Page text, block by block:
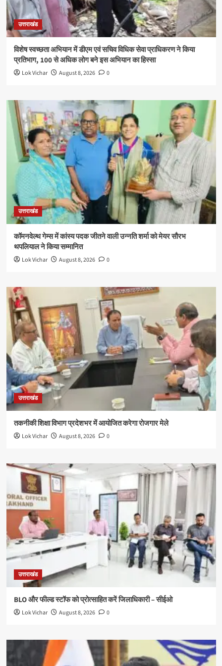
उत्तराखंड
विशेष स्वच्छता अभियान में डीएम एवं सचिव विधिक सेवा प्राधिकरण ने किया
प्रतिभाग, 100 से अधिक लोग बने इस अभियान का हिस्सा
Lok Vichar August 8, 2026 0
उत्तराखंड
कॉमनवेल्थ गेम्स में कांस्य पदक जीतने वाली उन्नति शर्मा को मेयर सौरभ
थपलियाल ने किया सम्मानित
Lok Vichar August 8, 2026 0
उत्तराखंड
तकनीकी शिक्षा विभाग प्रदेशभर में आयोजित करेगा रोजगार मेले
Lok Vichar August 8, 2026 0
उत्तराखंड
BLO और फील्ड स्टॉफ को प्रोत्साहित करें जिलाधिकारी – सीईओ
Lok Vichar August 8, 2026 0